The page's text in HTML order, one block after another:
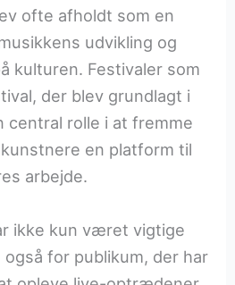
ofte afholdt som en
udvikling og
kulturen. Festivaler som
der blev grundlagt i
central rolle i at fremme
en platform til
arbejde.
ikke kun været vigtige
for publikum, der har